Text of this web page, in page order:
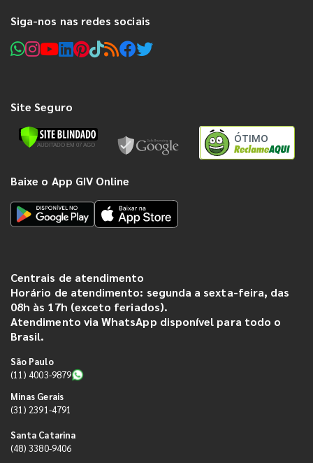
Siga-nos nas redes sociais
Site Seguro
ÓTIMO
Baixe o App GIV Online
Centrais de atendimento
Horário de atendimento: segunda a sexta-feira, das
08h às 17h (exceto feriados).
Atendimento via WhatsApp disponível para todo o
Brasil.
São Paulo
(11) 4003-9879
Minas Gerais
(31) 2391-4791
Santa Catarina
(48) 3380-9406